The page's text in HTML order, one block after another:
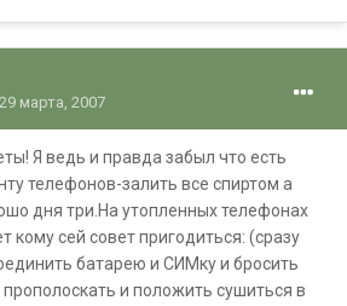
29 марта, 2007
Я ведь и правда забыл что есть
телефонов-залить все спиртом а
дня три.На утопленных телефонах
кому сей совет пригодиться: (сразу
батарею и СИМку и бросить
прополоскать и положить сушиться в